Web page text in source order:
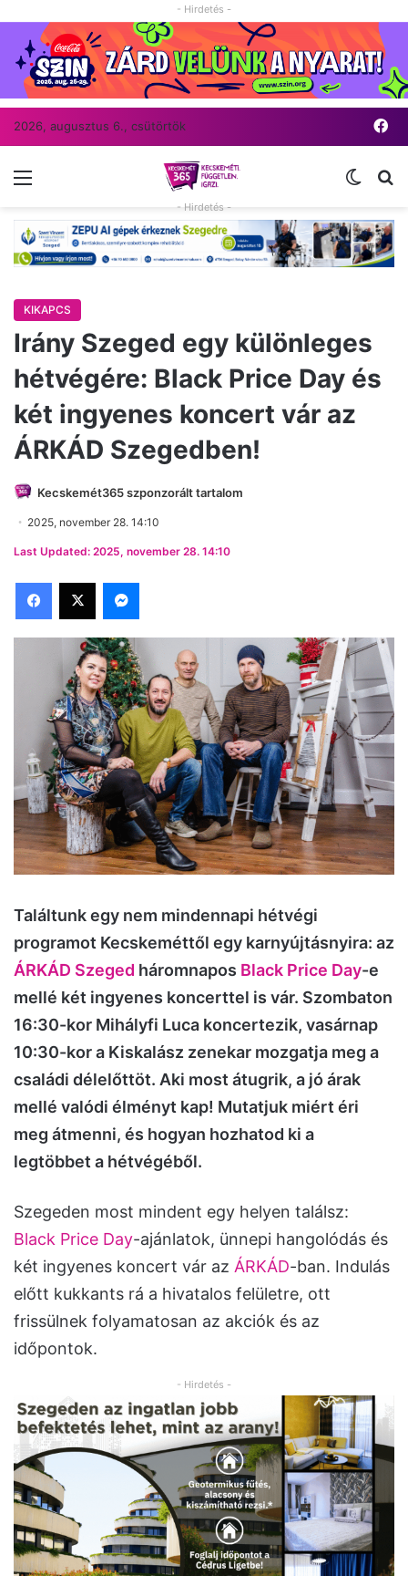
- Hirdetés -
2026, augusztus 6., csütörtök
Menü
- Hirdetés -
KIKAPCS
Irány Szeged egy különleges
hétvégére: Black Price Day és
két ingyenes koncert vár az
ÁRKÁD Szegedben!
Kecskemét365 szponzorált tartalom
2025, november 28. 14:10
Last Updated: 2025, november 28. 14:10
Facebook
X Messenger
Találtunk egy nem mindennapi hétvégi
programot Kecskeméttől egy karnyújtásnyira: az
ÁRKÁD Szeged háromnapos Black Price Day-e
mellé két ingyenes koncerttel is vár. Szombaton
16:30-kor Mihályfi Luca koncertezik, vasárnap
10:30-kor a Kiskalász zenekar mozgatja meg a
családi délelőttöt. Aki most átugrik, a jó árak
mellé valódi élményt kap! Mutatjuk miért éri
meg átmenni, és hogyan hozhatod ki a
legtöbbet a hétvégéből.
Szegeden most mindent egy helyen találsz:
Black Price Day-ajánlatok, ünnepi hangolódás és
két ingyenes koncert vár az ÁRKÁD-ban. Indulás
előtt kukkants rá a hivatalos felületre, ott
frissülnek folyamatosan az akciók és az
időpontok.
- Hirdetés -